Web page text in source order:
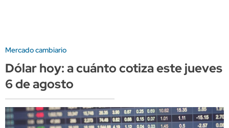
Mercado cambiario
Dólar hoy: a cuánto cotiza este jueves
6 de agosto